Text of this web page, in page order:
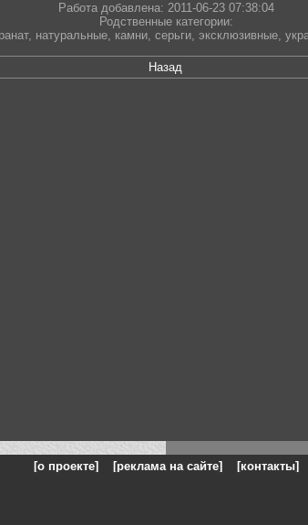
Работа добавлена: 2011-06-23 07:38:04
Родственные категории:
, натуральные, камни, серьги, эксклюзивные,
Назад
[о проекте] [реклама на сайте] [контакты]